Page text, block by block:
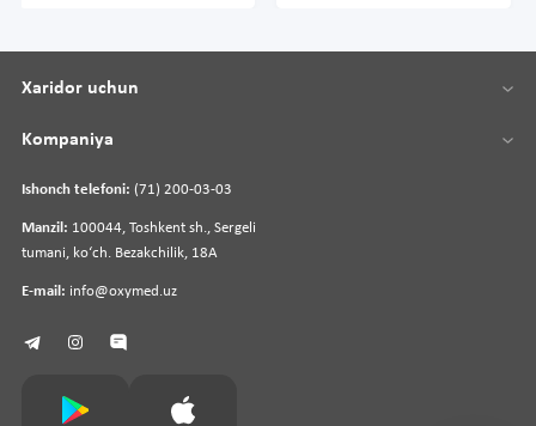
Ishonch telefoni: (71) 200-03-03
Manzil: 100044, Toshkent sh., Sergeli
tumani, koʻch. Bezakchilik, 18A
E-mail: info@oxymed.uz
Xaridor uchun
Kompaniya